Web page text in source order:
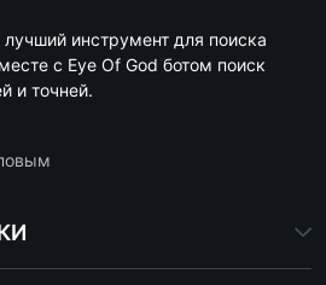
лучший инструмент для поиска
с Eye Of God ботом поиск
и точней.